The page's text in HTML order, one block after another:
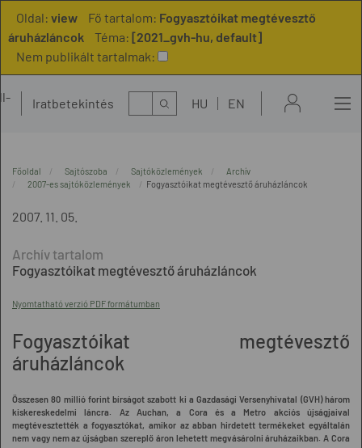
Oldal: view Fő tartalom: Fogyasztóikat megtévesztő
áruházláncok
Téma: [2021_gvh-hu, default]
Nem publikált tartalmak:
Iratbetekintés Kereső HU EN
Főoldal Sajtószoba Sajtóközlemények
Archív
2007-es sajtóközlemények
Fogyasztóikat megtévesztő áruházláncok
2007. 11. 05.
Fogyasztóikat megtévesztő áruházláncok
Nyomtatható verzió PDF formátumban
Fogyasztóikat megtévesztő
áruházláncok
Összesen 80 millió forint bírságot szabott ki a Gazdasági Versenyhivatal (GVH) három
kiskereskedelmi láncra. Az Auchan, a Cora és a Metro akciós újságjaival
megtévesztették a fogyasztókat, amikor az abban hirdetett termékeket egyáltalán
nem vagy nem az újságban szereplő áron lehetett megvásárolni áruházaikban. A Cora